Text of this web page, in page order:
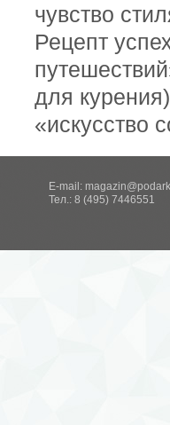
чувство
Рецепт
для
«искусство
E-mail:
Тел.: 8 (495) 7446551